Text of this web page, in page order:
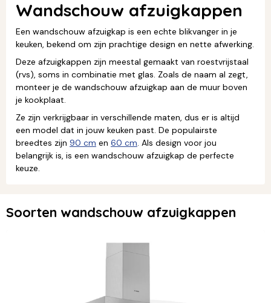
Wandschouw afzuigkappen
Een wandschouw afzuigkap is een echte blikvanger in je
keuken, bekend om zijn prachtige design en nette afwerking.
Deze afzuigkappen zijn meestal gemaakt van roestvrijstaal
(rvs), soms in combinatie met glas. Zoals de naam al zegt,
monteer je de wandschouw afzuigkap aan de muur boven
je kookplaat.
Ze zijn verkrijgbaar in verschillende maten, dus er is altijd
een model dat in jouw keuken past. De populairste
breedtes zijn 90 cm en 60 cm. Als design voor jou
belangrijk is, is een wandschouw afzuigkap de perfecte
keuze.
Soorten wandschouw afzuigkappen